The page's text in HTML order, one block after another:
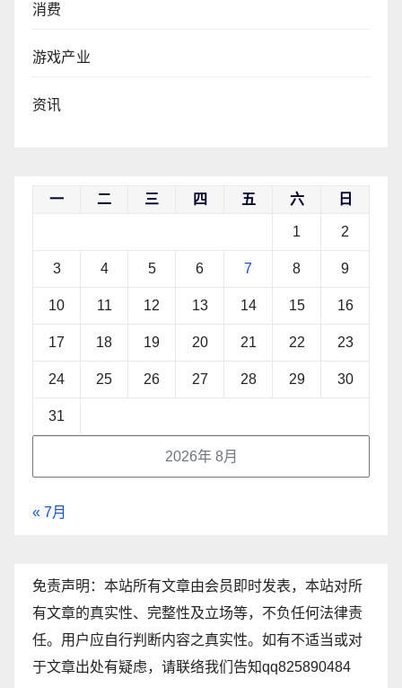
消费
游戏产业
资讯
2026年 8月
一 二 三 四 五 六 日
1 2
3 4 5 6 7 8 9
10 11 12 13 14 15 16
17 18 19 20 21 22 23
24 25 26 27 28 29 30
31
« 7月
免责声明：本站所有文章由会员即时发表，本站对所
有文章的真实性、完整性及立场等，不负任何法律责
任。用户应自行判断内容之真实性。如有不适当或对
于文章出处有疑虑，请联络我们告知qq825890484